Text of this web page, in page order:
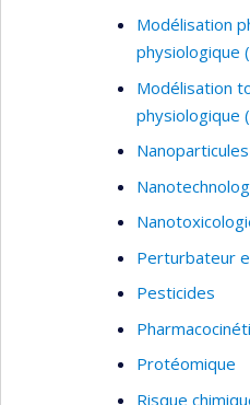
Modélisation
physiologique
Modélisation
physiologique
Nanoparticules
Perturbateur
Pesticides
Protéomique
Risque